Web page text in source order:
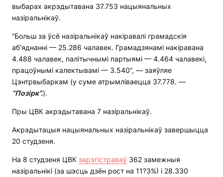
выбарах акрэдытавана 37.753 нацыянальных
назіральнікаў.
“Больш за ўсё назіральнікаў накіравалі грамадскія
аб’яднанні — 25.286 чалавек. Грамадзянамі накіравана
4.488 чалавек, палітычнымі партыямі — 4.464 чалавекі,
працоўнымі калектывамі — 3.540”, — заяўляе
Цэнтрвыбаркам (у суме атрымліваецца 37.778. —
“Позірк”.).
Пры ЦВК акрэдытавана 7 назіральнікаў.
Акрэдытацыя нацыянальных назіральнікаў завершыцца
20 студзеня.
На 8 студзеня ЦВК зарэгістраваў 362 замежныя
назіральнікі (за шэсць дзён рост на 11?3%) і 28.330